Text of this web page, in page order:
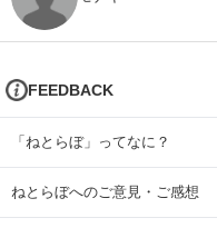
FEEDBACK
「ねとらぼ」ってなに？
ねとらぼへのご意見・ご感想